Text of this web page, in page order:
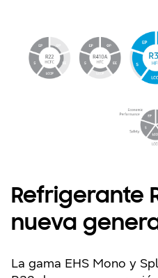
Refrigerante
nueva
La gama EHS Mono y